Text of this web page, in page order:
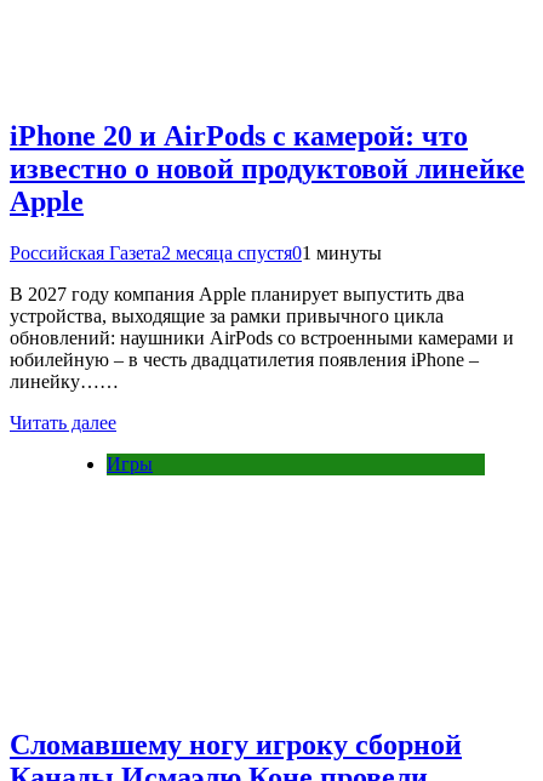
iPhone 20 и AirPods с камерой: что
известно о новой продуктовой линейке
Apple
Российская Газета2 месяца спустя01 минуты
В 2027 году компания Apple планирует выпустить два
устройства, выходящие за рамки привычного цикла
обновлений: наушники AirPods со встроенными камерами и
юбилейную – в честь двадцатилетия появления iPhone –
линейку……
Читать далее
Игры
Сломавшему ногу игроку сборной